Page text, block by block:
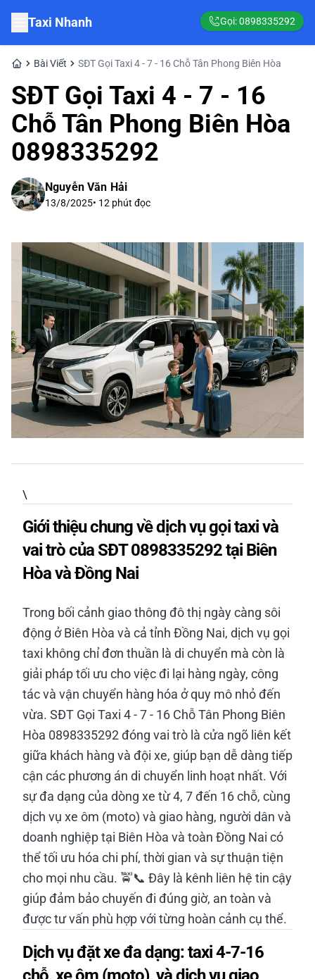
Taxi Nhanh Gọi:0898335292
Bài Viết SĐT Gọi Taxi 4 - 7 - 16 Chỗ Tân Phong Biên Hòa
SĐT Gọi Taxi 4 - 7 - 16
Chỗ Tân Phong Biên Hòa
0898335292
Nguyễn Văn Hải
13/8/2025• 12 phút đọc
\
Giới thiệu chung về dịch vụ gọi taxi và
vai trò của SĐT 0898335292 tại Biên
Hòa và Đồng Nai
Trong bối cảnh giao thông đô thị ngày càng sôi
động ở Biên Hòa và cả tỉnh Đồng Nai, dịch vụ gọi
taxi không chỉ đơn thuần là di chuyển mà còn là
giải pháp tối ưu cho việc đi lại hàng ngày, công
tác và vận chuyển hàng hóa ở quy mô nhỏ đến
vừa. SĐT Gọi Taxi 4 - 7 - 16 Chỗ Tân Phong Biên
Hòa 0898335292 đóng vai trò là cửa ngõ liên kết
giữa khách hàng và đội xe, giúp bạn dễ dàng tiếp
cận các phương án di chuyển linh hoạt nhất. Với
sự đa dạng của dòng xe từ 4, 7 đến 16 chỗ, cùng
dịch vụ xe ôm (moto) và giao hàng, người dân và
doanh nghiệp tại Biên Hòa và toàn Đồng Nai có
thể tối ưu hóa chi phí, thời gian và sự thuận tiện
cho mọi nhu cầu. 🚖📞 Đây là kênh liên hệ tin cậy
giúp đảm bảo chuyến đi đúng giờ, an toàn và
được tư vấn phù hợp với từng hoàn cảnh cụ thể.
Dịch vụ đặt xe đa dạng: taxi 4-7-16